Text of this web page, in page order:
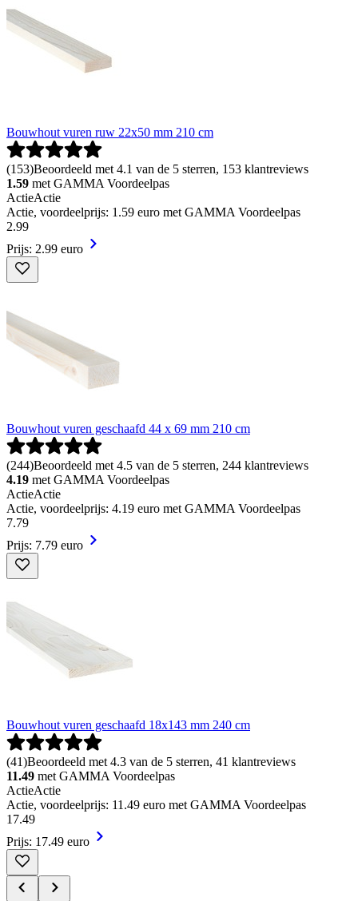
Bouwhout vuren ruw 22x50 mm 210 cm
(153)Beoordeeld met 4.1 van de 5 sterren, 153 klantreviews
1.59 met GAMMA Voordeelpas
ActieActie
Actie, voordeelprijs: 1.59 euro met GAMMA Voordeelpas
2.99
Prijs: 2.99 euro
Bouwhout vuren geschaafd 44 x 69 mm 210 cm
(244)Beoordeeld met 4.5 van de 5 sterren, 244 klantreviews
4.19 met GAMMA Voordeelpas
ActieActie
Actie, voordeelprijs: 4.19 euro met GAMMA Voordeelpas
7.79
Prijs: 7.79 euro
Bouwhout vuren geschaafd 18x143 mm 240 cm
(41)Beoordeeld met 4.3 van de 5 sterren, 41 klantreviews
11.49 met GAMMA Voordeelpas
ActieActie
Actie, voordeelprijs: 11.49 euro met GAMMA Voordeelpas
17.49
Prijs: 17.49 euro